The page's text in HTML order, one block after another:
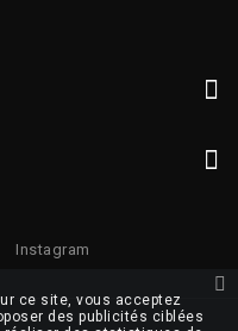
Instagram
ce site, vous acceptez
des publicités ciblées